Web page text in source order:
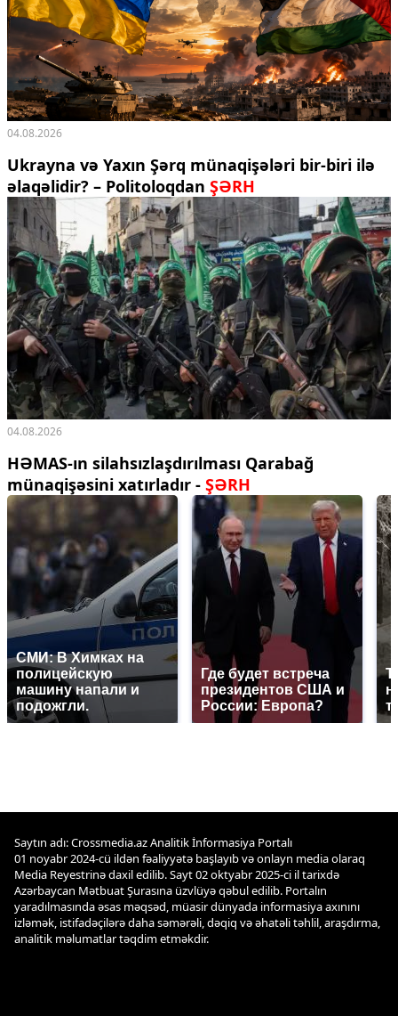
04.08.2026
Ukrayna və Yaxın Şərq münaqişələri bir-biri ilə
əlaqəlidir? – Politoloqdan ŞƏRH
04.08.2026
HƏMAS-ın silahsızlaşdırılması Qarabağ
münaqişəsini xatırladır - ŞƏRH
СМИ: В Химках на
полицейскую
машину напали и
подожгли.
Где будет встреча
президентов США и
России: Европа?
Saytın adı: Crossmedia.az Analitik İnformasiya Portalı
01 noyabr 2024-cü ildən fəaliyyətə başlayıb və onlayn media olaraq
Media Reyestrinə daxil edilib. Sayt 02 oktyabr 2025-ci il tarixdə
Azərbaycan Mətbuat Şurasına üzvlüyə qəbul edilib. Portalın
yaradılmasında əsas məqsəd, müasir dünyada informasiya axınını
izləmək, istifadəçilərə daha səmərəli, dəqiq və əhatəli təhlil, araşdırma,
analitik məlumatlar təqdim etməkdir.